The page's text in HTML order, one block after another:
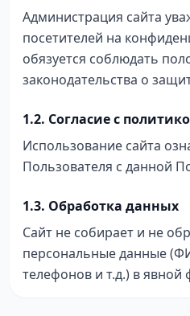
Администрация сайта
посетителей на
обязуется соблюдать
законодательства о
1.2. Согласие с
Использование сайта
Пользователя с данной
1.3. Обработка данных
Сайт не собирает и не
персональные данные
телефонов и т.д.) в явной